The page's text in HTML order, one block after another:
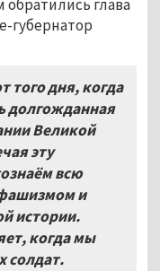
глава
губернатор
того дня, когда
долгожданная
Великой
эту
всю
и
истории.
когда мы
солдат.